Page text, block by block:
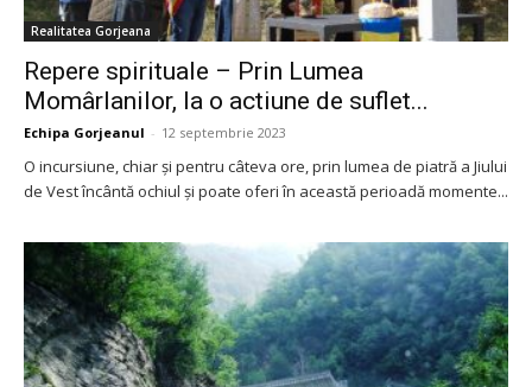
Realitatea Gorjeana
Repere spirituale – Prin Lumea
Momârlanilor, la o actiune de suflet...
Echipa Gorjeanul - 12 septembrie 2023
O incursiune, chiar şi pentru câteva ore, prin lumea de piatră a Jiului
de Vest încântă ochiul şi poate oferi în această perioadă momente...